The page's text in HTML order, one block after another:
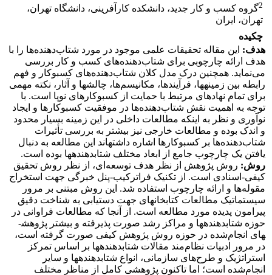
2گروه کسب و کار جدید، دانشکده کارآفرینی، دانشگاه تهران،
تهران، ایران
چکیده
هدف: این مقاله تحقیقات علمی موجود در مورد شتاب‌دهنده‌ها را با
هدف ارائه چارچوبی برای شتاب‌دهنده‌های کسب و کار بررسی
می‌نماید. همچنین درک مدل کلان شتاب‌دهنده‌های کسب­وکار و فهم
رابطه بین زمینه­ها، فرآیند­ها، مکانیسم‌ها، چالش­ها و آثار، نکته مهمی
برای تمام نهادهای مرتبط با حمایت از کسب­و­کارهای نوپا است. با
توجه به اهمیت نقش شتاب‌دهنده‌ها در موفقیت کسب­وکارها و ایجاد
نوآوری و نظر به اینکه مطالعات داخلی در این زمینه بسیار محدود
و اندک بوده و مطالعات خارجی نیز بیشتر به بررسی تأثیرات
شتاب‌دهنده‌ها بر کسب­وکار­ها اشاره داشته­اند این مطالعه به دنبال
یافتن یک چارچوب جامع از ابعاد مختلف شتاب­دهنده­ها بوده است.
روش: روش پژوهش از نظر هدف توسعه‌ای، از نظر روش تحقیق
کیفی-اسنادی است. از تکنیک فراترکیب-پنل خبرگی جهت استخراج
مقوله‌ها و ارائه چارچوب استفاده شد. این روش مبتنی بر مرور
سیستماتیک مطالعات کتابخانه­ای جهت دستیابی به شناخت دقیق
پیرامون پدیده مورد مطالعه است. از آنجا که مطالعات فراوانی در
حوزه شتاب­دهنده­ها و مراکز رشد صورت پذیرفته و بیشتر پژوهش­
های انجام‌شده در حوزه روش پژوهش کیفی صورت گرفته است،
در مرور ادبیات نظام‌مند مقالات شتاب­دهنده­ها بر اساس تمرکز
استراتژیک و طرح‌های سازمانی، انواع شتاب­دهنده­ها و سایر
انجام‌شده است؛ اما تاکنون پژوهشی کامل از مناظر مختلف